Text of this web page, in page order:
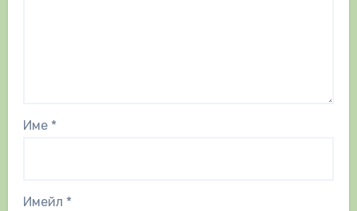
Име *
Имейл *